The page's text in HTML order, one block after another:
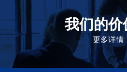
我们的
更多详情
我们的价值观是爱施健存立和发
此为指引，为实现集团目